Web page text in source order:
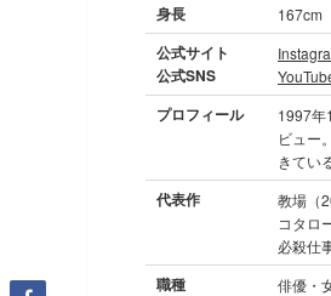
身長 167cm
公式サイト
公式SNS
プロフィール
1997年
ビュー
きてい
代表作
教場（
コタロ
必殺仕
職種 俳優・